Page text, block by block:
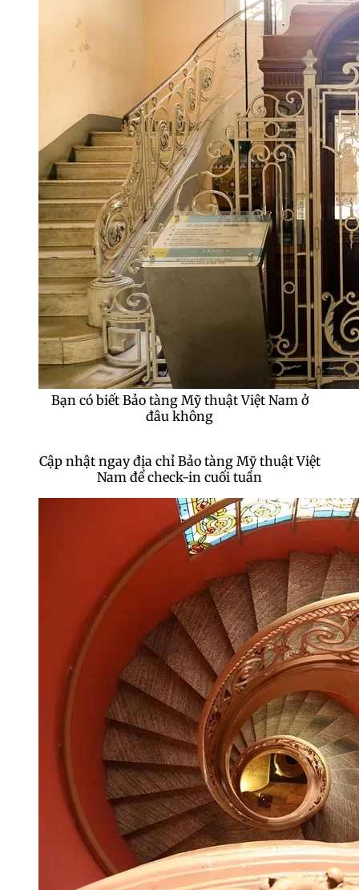
Bạn có biết Bảo tàng Mỹ thuật Việt Nam ở
đâu không
Cập nhật ngay địa chỉ Bảo tàng Mỹ thuật Việt
Nam để check-in cuối tuần